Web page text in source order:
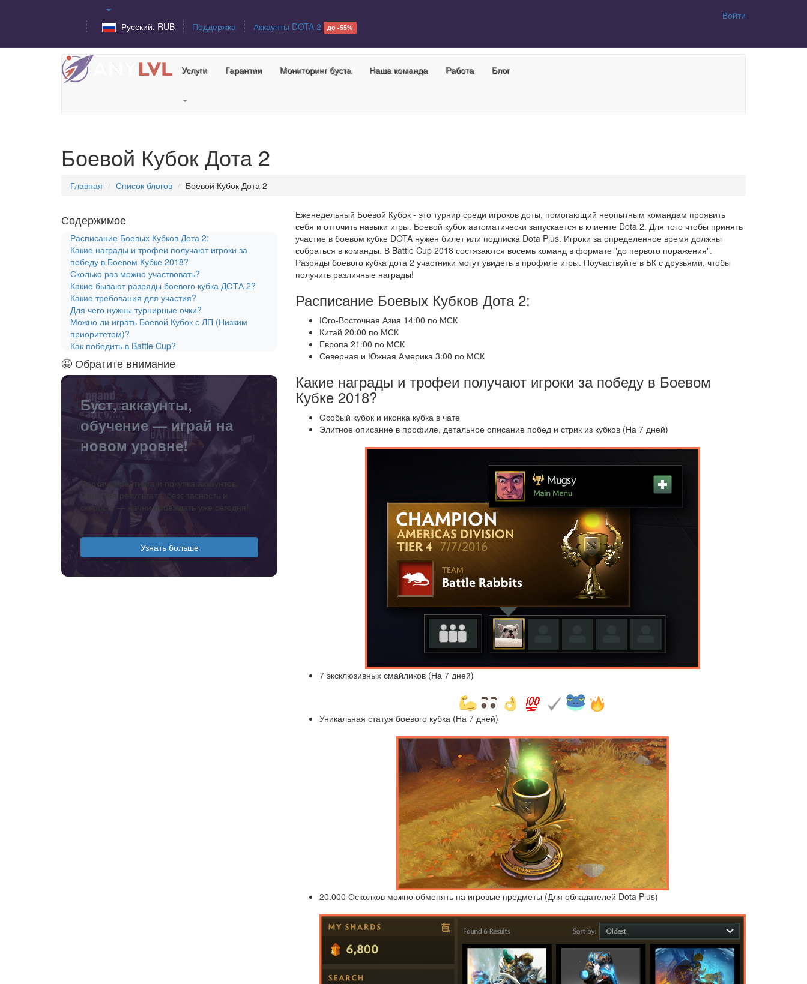
Русский, RUB Поддержка Аккаунты DOTA 2 до -55%
Войти
Услуги Гарантии Мониторинг буста Наша команда Работа Блог
Боевой Кубок Дота 2
Главная Список блогов Боевой Кубок Дота 2
Еженедельный Боевой Кубок - это турнир среди игроков доты, помогающий неопытным командам проявить
себя и отточить навыки игры. Боевой кубок автоматически запускается в клиенте Dota 2. Для того чтобы принять
участие в боевом кубке DOTA нужен билет или подписка Dota Plus. Игроки за определенное время должны
собраться в команды. В Battle Cup 2018 состязаются восемь команд в формате "до первого поражения".
Разряды боевого кубка дота 2 участники могут увидеть в профиле игры. Поучаствуйте в БК с друзьями, чтобы
получить различные награды!
Расписание Боевых Кубков Дота 2:
Юго-Восточная Азия 14:00 по МСК
Китай 20:00 по МСК
Европа 21:00 по МСК
Северная и Южная Америка 3:00 по МСК
Какие награды и трофеи получают игроки за победу в Боевом
Кубке 2018?
Особый кубок и иконка кубка в чате
Элитное описание в профиле, детальное описание побед и стрик из кубков (На 7 дней)
7 эксклюзивных смайликов (На 7 дней)
Уникальная статуя боевого кубка (На 7 дней)
20.000 Осколков можно обменять на игровые предметы (Для обладателей Dota Plus)
Содержимое
Расписание Боевых Кубков Дота 2:
Какие награды и трофеи получают игроки за
победу в Боевом Кубке 2018?
Сколько раз можно участвовать?
Какие бывают разряды боевого кубка ДОТА 2?
Какие требования для участия?
Для чего нужны турнирные очки?
Можно ли играть Боевой Кубок с ЛП (Низким
приоритетом)?
Как победить в Battle Cup?
🤩 Обратите внимание
Буст, аккаунты,
обучение — играй на
новом уровне!
Прокачка рейтинга и покупка аккаунтов.
Гарантия результата, безопасность и
скорость — начни побеждать уже сегодня!
Узнать больше